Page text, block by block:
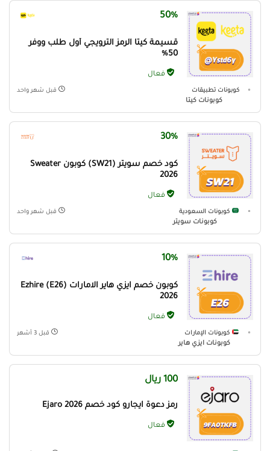
50%
قسيمة كيتا الرمز الترويجي أول طلب ووفر
50%
فعال
كوبونات تطبيقات
كوبونات كيتا
قبل شهر واحد
30%
كود خصم سويتر (SW21) كوبون Sweater
2026
فعال
كوبونات السعودية
كوبونات سويتر
قبل شهر واحد
10%
كوبون خصم ايزي هاير الامارات (E26) Ezhire
2026
فعال
كوبونات الإمارات
كوبونات ايزي هاير
قبل 3 أشهر
100 ريال
رمز دعوة ايجارو كود خصم Ejaro 2026
فعال